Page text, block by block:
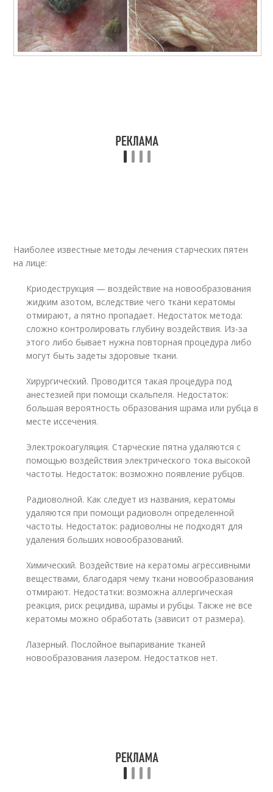
Наиболее известные методы лечения старческих пятен
на лице:
Криодеструкция — воздействие на новообразования
жидким азотом, вследствие чего ткани кератомы
отмирают, а пятно пропадает. Недостаток метода:
сложно контролировать глубину воздействия. Из-за
этого либо бывает нужна повторная процедура либо
могут быть задеты здоровые ткани.
Хирургический. Проводится такая процедура под
анестезией при помощи скальпеля. Недостаток:
большая вероятность образования шрама или рубца в
месте иссечения.
Электрокоагуляция. Старческие пятна удаляются с
помощью воздействия электрического тока высокой
частоты. Недостаток: возможно появление рубцов.
Радиоволной. Как следует из названия, кератомы
удаляются при помощи радиоволн определенной
частоты. Недостаток: радиоволны не подходят для
удаления больших новообразований.
Химический. Воздействие на кератомы агрессивными
веществами, благодаря чему ткани новообразования
отмирают. Недостатки: возможна аллергическая
реакция, риск рецидива, шрамы и рубцы. Также не все
кератомы можно обработать (зависит от размера).
Лазерный. Послойное выпаривание тканей
новообразования лазером. Недостатков нет.